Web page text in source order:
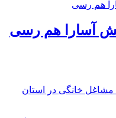
آسارا هم رسی